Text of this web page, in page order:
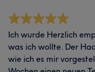
Ich wurde Herzlich
was ich wollte. Der
wie ich es mir